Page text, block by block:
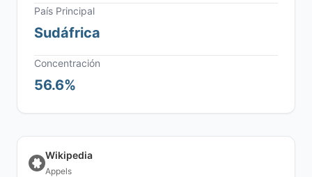
País Principal
Sudáfrica
Concentración
56.6%
Wikipedia
Appels